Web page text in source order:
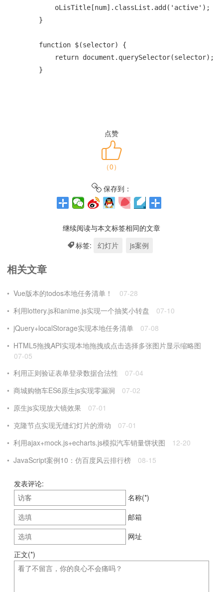
oLisTitle[num].classList.add('active');
}
function $(selector) {
return document.querySelector(selector);
}
点赞
（0）
保存到：
继续阅读与本文标签相同的文章
标签:
幻灯片 js案例
相关文章
Vue版本的todos本地任务清单！
07-28
利用lottery.js和anime.js实现一个抽奖小转盘
07-10
jQuery+localStorage实现本地任务清单
07-08
HTML5拖拽API实现本地拖拽或点击选择多张图片显示缩略图
07-05
利用正则验证表单登录数据合法性
07-04
商城购物车ES6原生js实现零漏洞
07-02
原生js实现放大镜效果
07-01
克隆节点实现无缝幻灯片的滑动
07-01
利用ajax+mock.js+echarts.js模拟汽车销量饼状图
12-20
JavaScript案例10：仿百度风云排行榜
08-15
发表评论:
名称(*)
邮箱
网址
正文(*)